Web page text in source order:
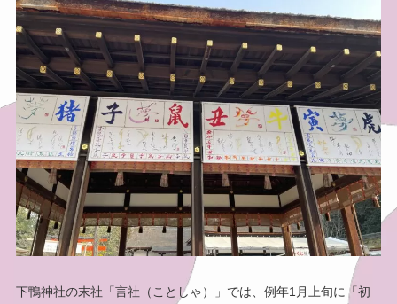
下鴨神社の末社「言社（ことしゃ）」では、例年1月上旬に「初